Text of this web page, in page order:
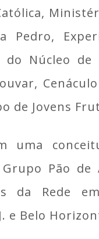
Pedro,
Núcleo de
de Jovens
uma
Pão de
da Rede
e Belo